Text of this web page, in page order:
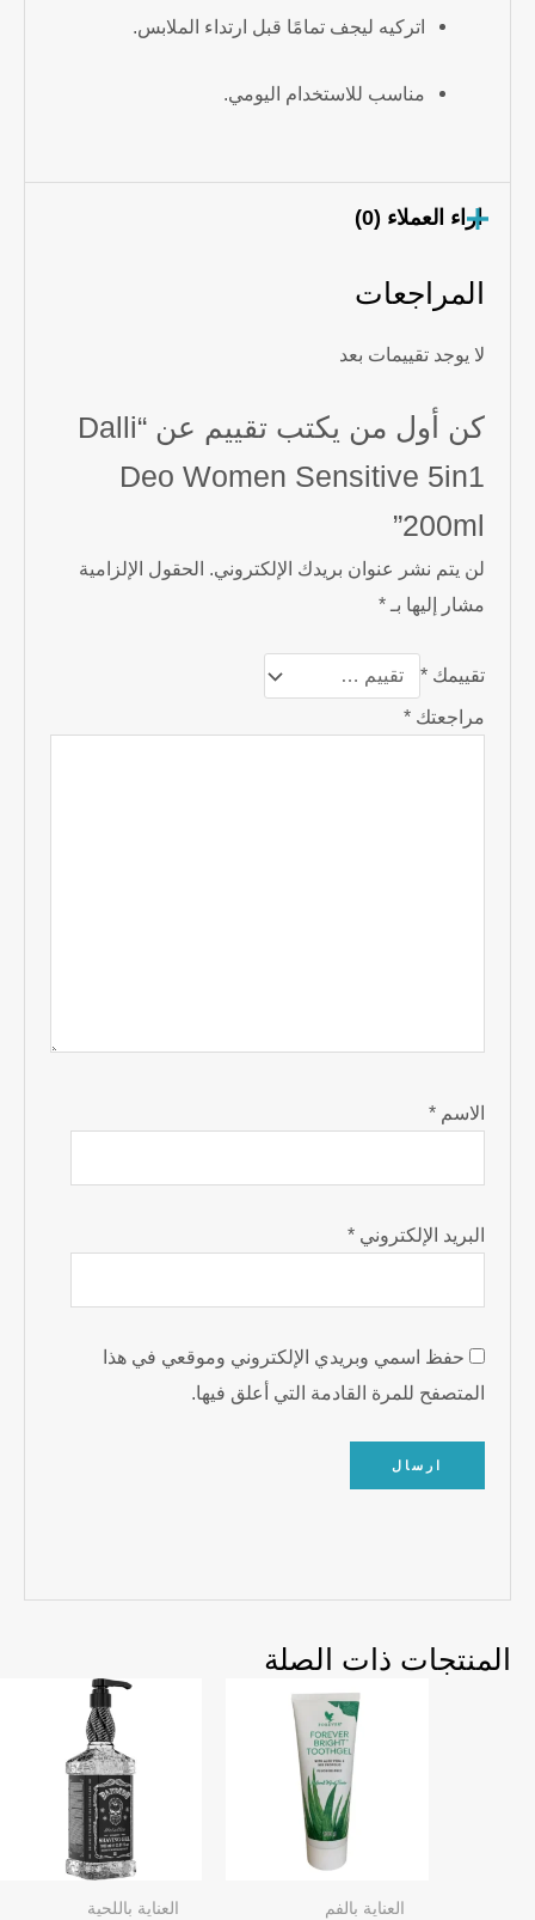
اتركيه ليجف تمامًا قبل ارتداء الملابس.
مناسب للاستخدام اليومي.
اراء العملاء (0)
المراجعات
لا يوجد تقييمات بعد
كن أول من يكتب تقييم عن “Dalli
Deo Women Sensitive 5in1
200ml”
لن يتم نشر عنوان بريدك الإلكتروني. الحقول الإلزامية
مشار إليها بـ*
تقييمك*
مراجعتك*
الاسم*
البريد الإلكتروني*
حفظ اسمي وبريدي الإلكتروني وموقعي في هذا
المتصفح للمرة القادمة التي أعلق فيها.
المنتجات ذات الصلة
العناية بالفم العناية باللحية